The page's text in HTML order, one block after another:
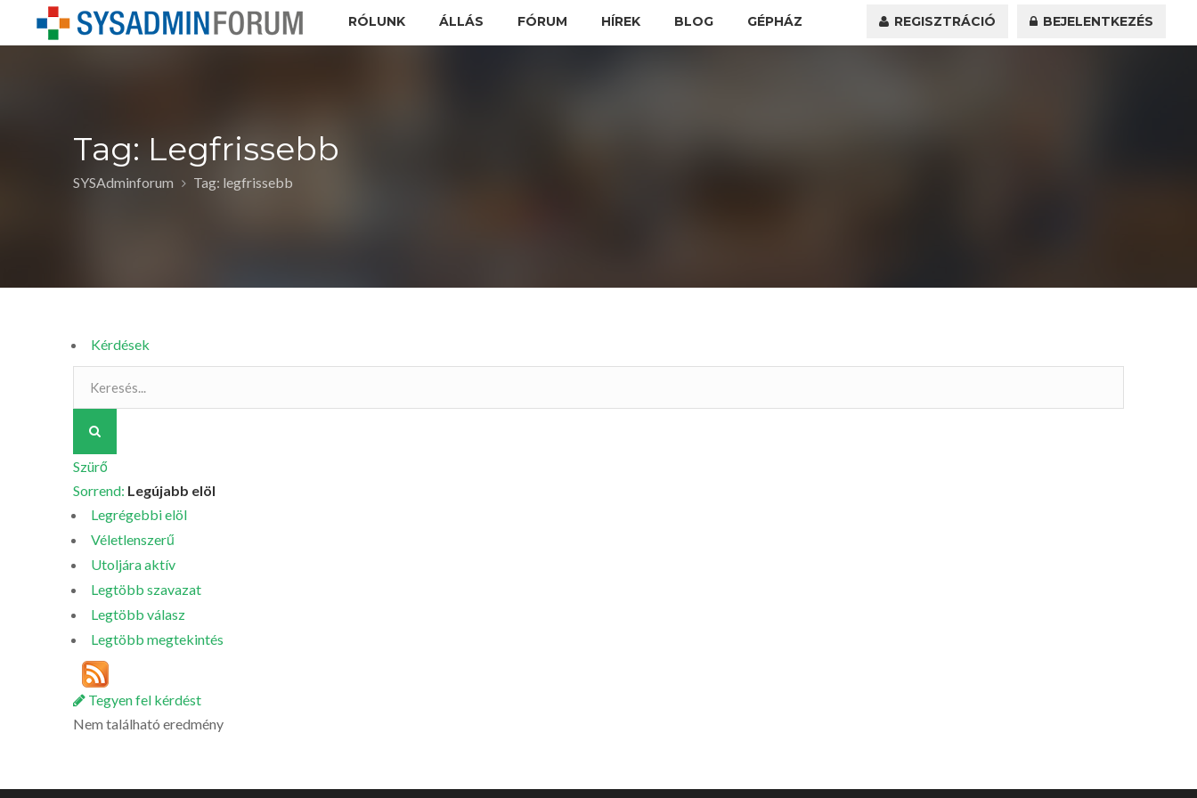
RÓLUNK ÁLLÁS FÓRUM HÍREK BLOG GÉPHÁZ REGISZTRÁCIÓ BEJELENTKEZÉS
Tag: Legfrissebb
SYSAdminforum Tag: legfrissebb
Kérdések
Szürő
Sorrend: Legújabb elöl
Legrégebbi elöl
Véletlenszerű
Utoljára aktív
Legtöbb szavazat
Legtöbb válasz
Legtöbb megtekintés
Tegyen fel kérdést
Nem található eredmény